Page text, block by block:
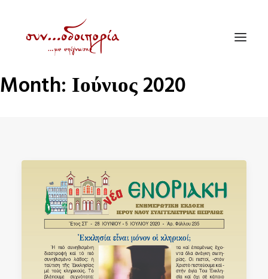
ΕΝΟΡΙΑ ΕΝ ΔΡΑΣΕΙ
ΕΥΑΓΓΕΛΙΣΤΡΙΑ ΠΕΙΡΑΙΏΣ
ΠΑΛΑΙΑ ΣΥΝΟΔΟΙΠΟΡΙΑ
ΕΠΙΚΟΙΝΩΝΙΑ
Month: Ιούνιος 2020